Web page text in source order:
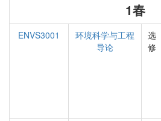
1春
ENVS3001
环境科学与工程
导论
选
修